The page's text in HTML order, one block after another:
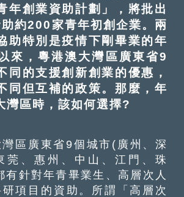
年創業資助計劃」，將批出
約200家青年初創企業。兩
助特別是疫情下剛畢業的年
來，粵港澳大灣區廣東省9
同的支援創新創業的優惠，
同但互補的政策。那麼，年
灣區時，該如何選擇?
廣東省9個城市(廣州、深
莞、惠州、中山、江門、珠
有針對年青畢業生、高層次人
項目的資助。所謂「高層次